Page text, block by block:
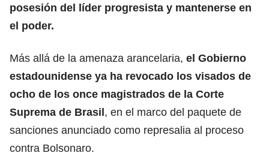
posesión del líder progresista y mantenerse en
el poder.
Más allá de la amenaza arancelaria, el Gobierno
estadounidense ya ha revocado los visados de
ocho de los once magistrados de la Corte
Suprema de Brasil, en el marco del paquete de
sanciones anunciado como represalia al proceso
contra Bolsonaro.